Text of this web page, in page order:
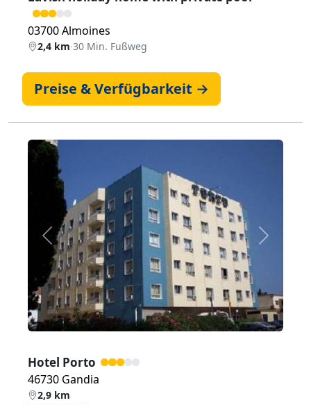
03700 Almoines
2,4 km·30 Min. Fußweg
Preise & Verfügbarkeit →
Zurück Weiter
Hotel Porto
46730 Gandia
2,9 km